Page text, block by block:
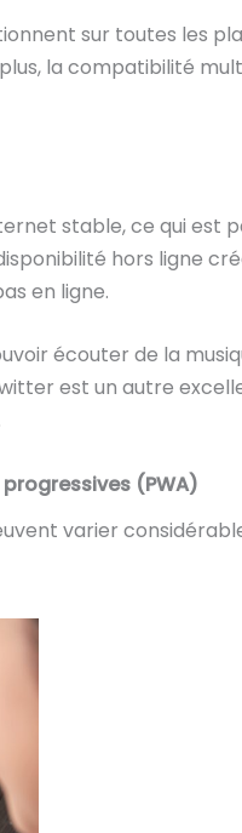
sur toutes les
la compatibilité
stable, ce qui est
hors ligne
en ligne.
écouter de la
est un autre
(PWA)
varier